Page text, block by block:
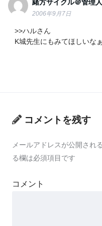
緒方サイクル＠管理人
2006年9月7日
>>ハルさん
K城先生にもみてほしいな
コメントを残す
メールアドレスが公開され
る欄は必須項目です
コメント